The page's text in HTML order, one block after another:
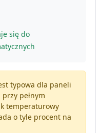
się do
typowa dla paneli
pełnym
temperaturowy
o tyle procent na